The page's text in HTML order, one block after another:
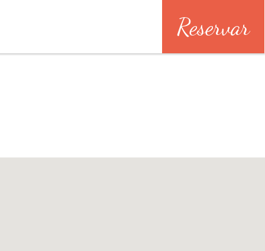
Reservar